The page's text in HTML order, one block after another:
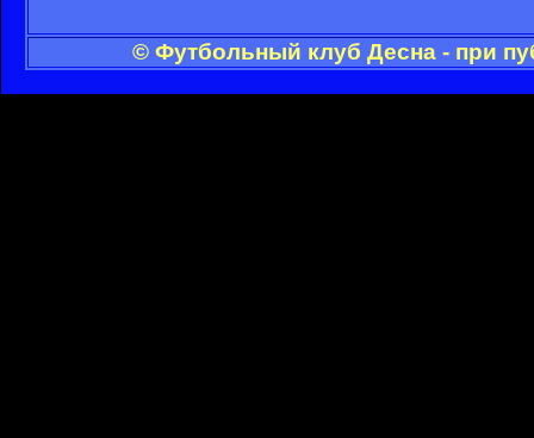
© Футбольный клуб Десна - при